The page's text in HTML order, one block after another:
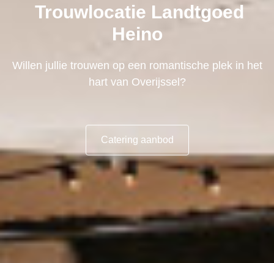
Trouwlocatie Landtgoed
Heino
Willen jullie trouwen op een romantische plek in het
hart van Overijssel?
Catering aanbod